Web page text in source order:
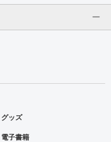
グッズ
電子書籍